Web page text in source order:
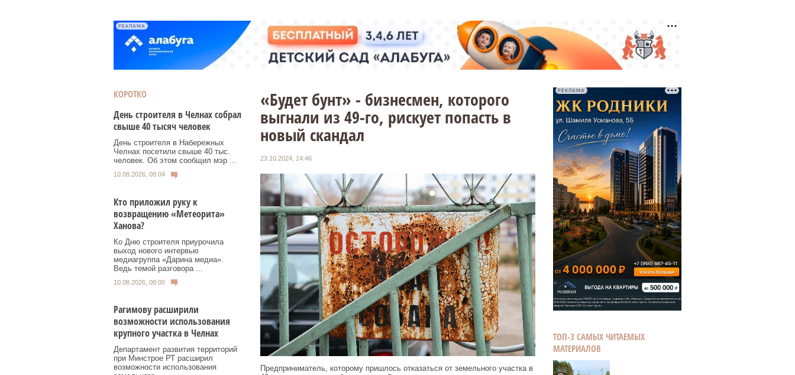
РЕКЛАМА
КОРОТКО
День строителя в Челнах собрал
свыше 40 тысяч человек
День строителя в Набережных
Челнах посетили свыше 40 тыс.
человек. Об этом сообщил мэр ...
10.08.2026, 08:04
Кто приложил руку к
возвращению «Метеорита»
Ханова?
Ко Дню строителя приурочила
выход нового интервью
медиагруппа «Дарина медиа».
Ведь темой разговора ...
10.08.2026, 08:00
Рагимову расширили
возможности использования
крупного участка в Челнах
Департамент развития территорий
при Минстрое РТ расширил
возможности использования
«Будет бунт» - бизнесмен, которого
выгнали из 49-го, рискует попасть в
новый скандал
23.10.2024, 14:46
Предприниматель, которому пришлось отказаться от земельного участка в
РЕКЛАМА
ТОП-3 САМЫХ ЧИТАЕМЫХ
МАТЕРИАЛОВ